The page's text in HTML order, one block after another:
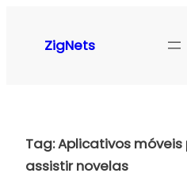
ZigNets
Tag:Aplicativos
assistir novelas